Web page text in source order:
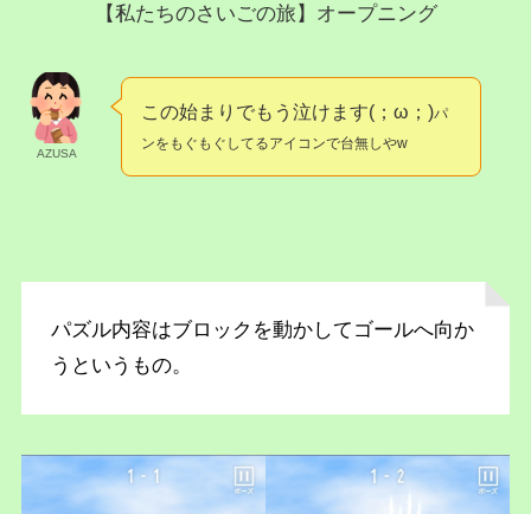
【私たちのさいごの旅】オープニング
AZUSA
この始まりでもう泣けます(；ω；)パ
ンをもぐもぐしてるアイコンで台無しやw
パズル内容はブロックを動かしてゴールへ向か
うというもの。